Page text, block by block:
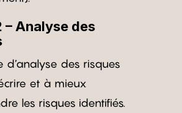
– Analyse des
d’analyse des risques
et à mieux
les risques identifiés.